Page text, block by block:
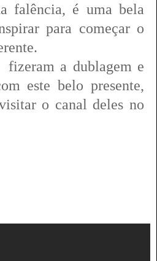
falência, é uma bela
para começar o
fizeram a dublagem e
este belo presente,
o canal deles no